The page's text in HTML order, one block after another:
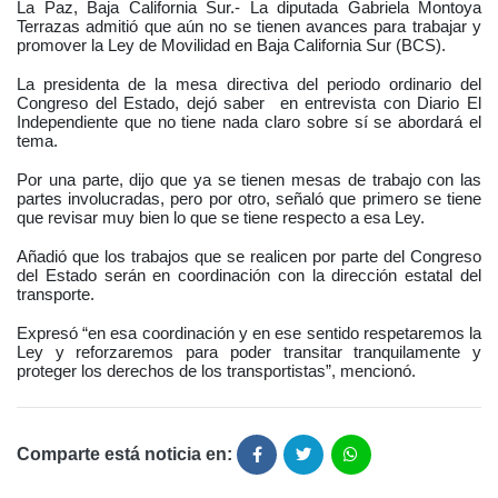
La Paz, Baja California Sur.- La diputada Gabriela Montoya
Terrazas admitió que aún no se tienen avances para trabajar y
promover la Ley de Movilidad en Baja California Sur (BCS).
La presidenta de la mesa directiva del periodo ordinario del
Congreso del Estado, dejó saber
en entrevista con Diario El
Independiente que no tiene nada claro sobre sí se abordará el
tema.
Por una parte, dijo que ya se tienen mesas de trabajo con las
partes involucradas, pero por otro, señaló que primero se tiene
que revisar muy bien lo que se tiene respecto a esa Ley.
Añadió que los trabajos que se realicen por parte del Congreso
del Estado serán en coordinación con la dirección estatal del
transporte.
Expresó “en esa coordinación y en ese sentido respetaremos la
Ley y reforzaremos para poder transitar tranquilamente y
proteger los derechos de los transportistas”, mencionó.
Comparte está noticia en: